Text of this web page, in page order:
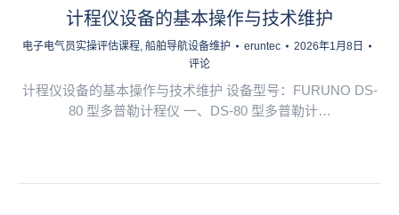
计程仪设备的基本操作与技术维护
电子电气员实操评估课程, 船舶导航设备维护 eruntec
2026年1月8日
评论
计程仪设备的基本操作与技术维护 设备型号：FURUNO DS-
80 型多普勒计程仪 一、DS-80 型多普勒计…